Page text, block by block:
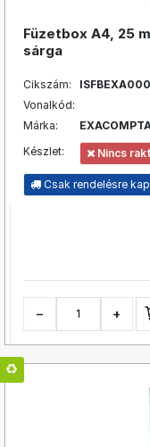
Füzetbox A4, 25
sárga
Cikszám:
Vonalkód:
Márka:
Készlet:
Nincs
Csak rendelésre
− +